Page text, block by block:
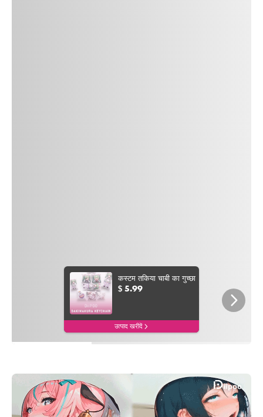
कस्टम तकिया चाबी का गुच्छा
$ 5.99
उत्पाद खरीदें